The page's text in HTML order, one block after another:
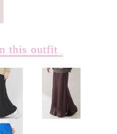
this outfit